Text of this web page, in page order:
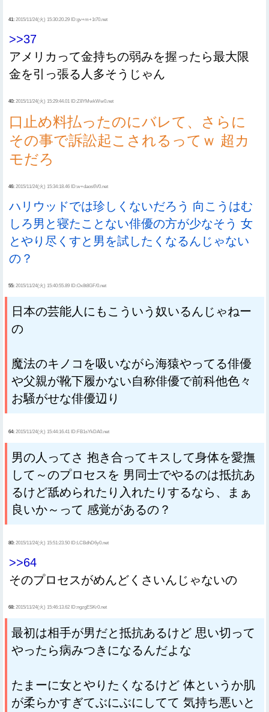
41: 2015/11/24(火) 15:30:20.29 ID:gv+m+1t70.net
>>37
アメリカって金持ちの弱みを握ったら最大限
金を引っ張る人多そうじゃん
40: 2015/11/24(火) 15:29:44.01 ID:Z8YMwkWw0.net
口止め料払ったのにバレて、さらに
その事で訴訟起こされるってｗ 超カ
モだろ
46: 2015/11/24(火) 15:34:18.46 ID:w+daos6V0.net
ハリウッドでは珍しくないだろう 向こうはむ
しろ男と寝たことない俳優の方が少なそう 女
とやり尽くすと男を試したくなるんじゃない
の？
55: 2015/11/24(火) 15:40:55.89 ID:Ox8t8GF/0.net
日本の芸能人にもこういう奴いるんじゃねー
の
魔法のキノコを吸いながら海猿やってる俳優
や父親が靴下履かない自称俳優で前科他色々
お騒がせな俳優辺り
64: 2015/11/24(火) 15:44:16.41 ID:FB1sYkDA0.net
男の人ってさ 抱き合ってキスして身体を愛撫
して～のプロセスを 男同士でやるのは抵抗あ
るけど舐められたり入れたりするなら、まぁ
良いか～って 感覚があるの？
80: 2015/11/24(火) 15:51:23.50 ID:LCBdhD6y0.net
>>64
そのプロセスがめんどくさいんじゃないの
68: 2015/11/24(火) 15:46:13.62 ID:ngzgESKr0.net
最初は相手が男だと抵抗あるけど 思い切って
やったら病みつきになるんだよな
たまーに女とやりたくなるけど 体というか肌
が柔らかすぎてぶにぶにしてて 気持ち悪いと